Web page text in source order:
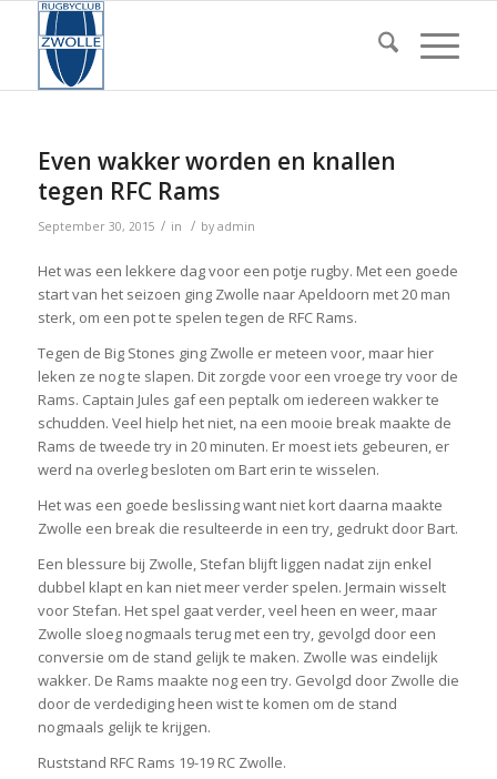
Even wakker worden en knallen
tegen RFC Rams
September 30, 2015 / in / by admin
Het was een lekkere dag voor een potje rugby. Met een goede
start van het seizoen ging Zwolle naar Apeldoorn met 20 man
sterk, om een pot te spelen tegen de RFC Rams.
Tegen de Big Stones ging Zwolle er meteen voor, maar hier
leken ze nog te slapen. Dit zorgde voor een vroege try voor de
Rams. Captain Jules gaf een peptalk om iedereen wakker te
schudden. Veel hielp het niet, na een mooie break maakte de
Rams de tweede try in 20 minuten. Er moest iets gebeuren, er
werd na overleg besloten om Bart erin te wisselen.
Het was een goede beslissing want niet kort daarna maakte
Zwolle een break die resulteerde in een try, gedrukt door Bart.
Een blessure bij Zwolle, Stefan blijft liggen nadat zijn enkel
dubbel klapt en kan niet meer verder spelen. Jermain wisselt
voor Stefan. Het spel gaat verder, veel heen en weer, maar
Zwolle sloeg nogmaals terug met een try, gevolgd door een
conversie om de stand gelijk te maken. Zwolle was eindelijk
wakker. De Rams maakte nog een try. Gevolgd door Zwolle die
door de verdediging heen wist te komen om de stand
nogmaals gelijk te krijgen.
Ruststand RFC Rams 19-19 RC Zwolle.